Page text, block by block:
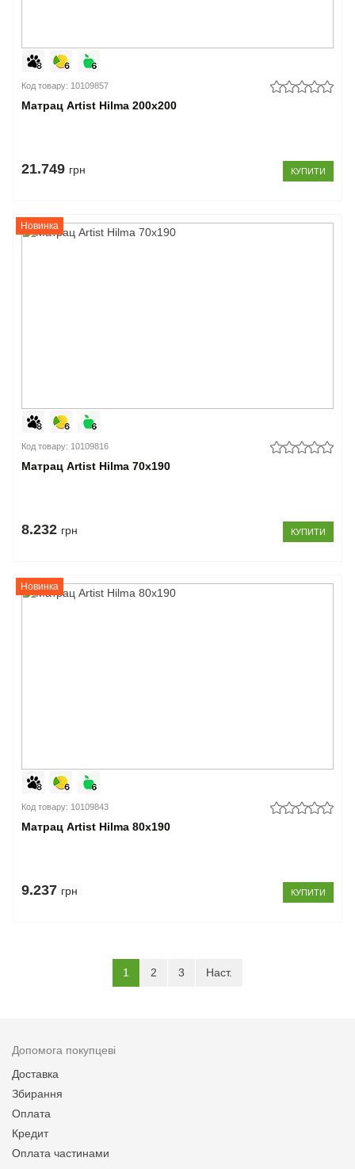
Код товару: 10109857
Матрац Artist Hilma 200x200
21.749 грн КУПИТИ
Новинка
Код товару: 10109816
Матрац Artist Hilma 70x190
8.232 грн КУПИТИ
Новинка
Код товару: 10109843
Матрац Artist Hilma 80x190
9.237 грн КУПИТИ
1 (current)
2 3 Наст.
Допомога покупцеві
Доставка
Збирання
Оплата
Кредит
Оплата частинами